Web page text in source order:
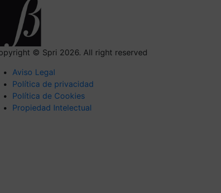
© Spri 2026. All right reserved
Aviso Legal
Política de privacidad
Política de Cookies
Propiedad Intelectual